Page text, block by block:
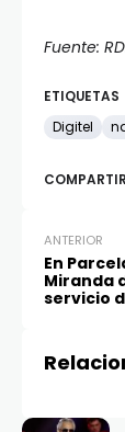
Fuente:
ETIQUETAS
Digitel
COMPARTIR
ANTERIOR
En
Miranda
servicio